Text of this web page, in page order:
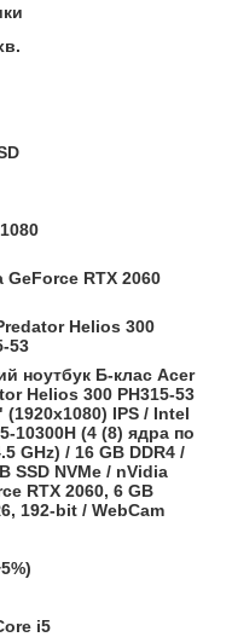
GeForce RTX 2060
Helios 300
53
ноутбук Б-клас Acer
Helios 300 PH315-53
(1920x1080) IPS / Intel
10300H (4 (8) ядра по
GHz) / 16 GB DDR4 /
SSD NVMe / nVidia
RTX 2060, 6 GB
192-bit / WebCam
i5